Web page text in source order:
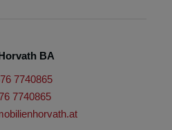
BA
7740865
7740865